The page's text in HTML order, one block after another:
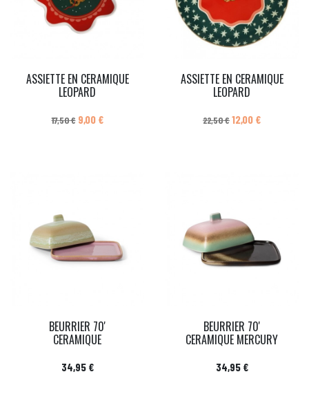
ASSIETTE EN CERAMIQUE
LEOPARD
Prix de base
17,50 € Prix
9,00 €
ASSIETTE EN CERAMIQUE
LEOPARD
Prix de base
22,50 €Prix
12,00 €
BEURRIER 70'
CERAMIQUE
Prix
34,95 €
BEURRIER 70'
CERAMIQUE MERCURY
Prix
34,95 €